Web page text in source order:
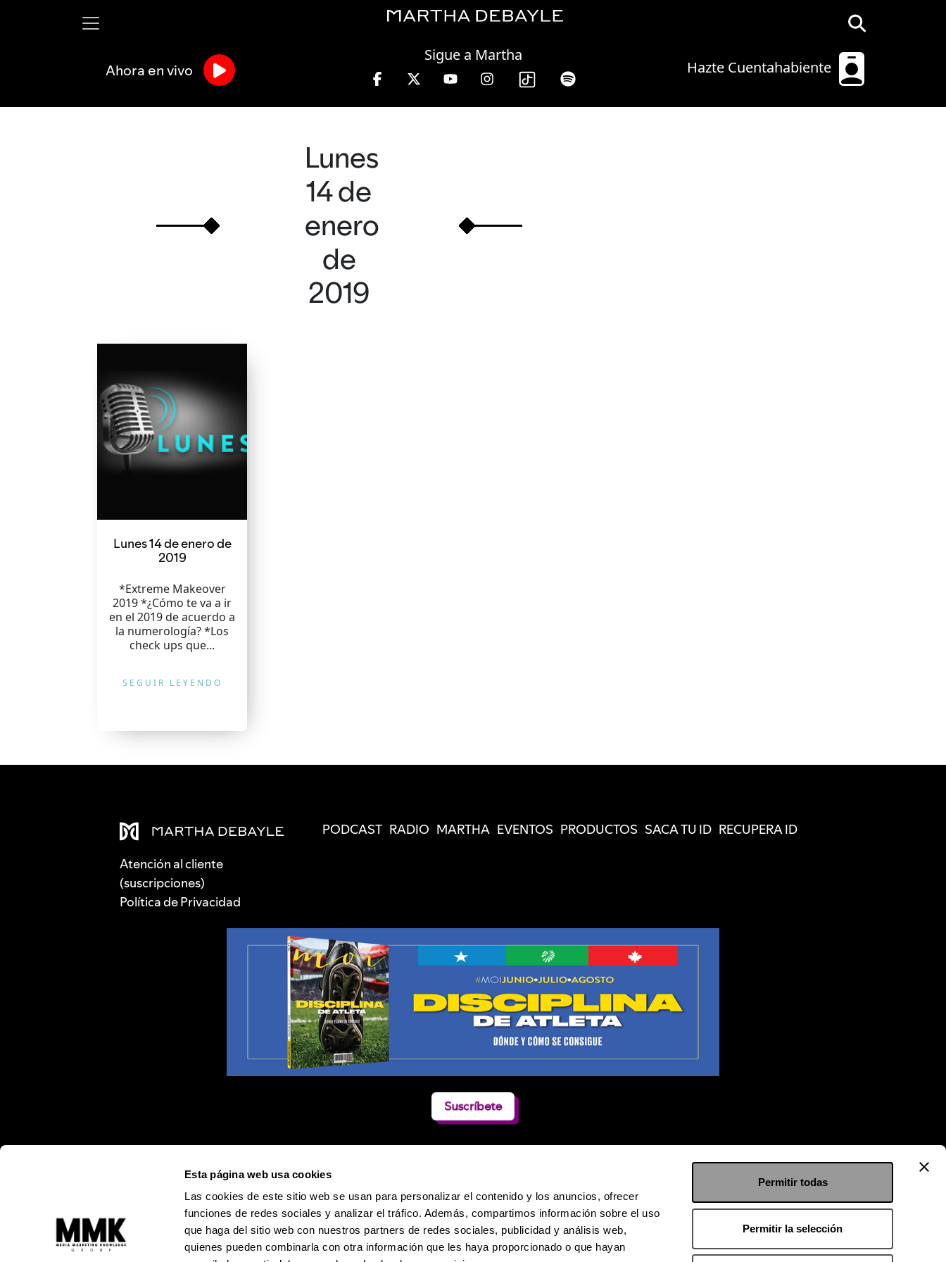
Esta página web usa cookies
Las cookies de este sitio web se usan para personalizar el contenido y los anuncios, ofrecer
funciones de redes sociales y analizar el tráfico. Además, compartimos información sobre el uso
que haga del sitio web con nuestros partners de redes sociales, publicidad y análisis web,
quienes pueden combinarla con otra información que les haya proporcionado o que hayan
Permitir todas
Permitir la selección
Hazte Cuentahabiente
Sigue a Martha
Ahora en vivo
Lunes
14 de
enero
de
2019
Lunes 14 de enero de
2019
*Extreme Makeover
2019 *¿Cómo te va a ir
en el 2019 de acuerdo a
la numerología? *Los
check ups que...
SEGUIR LEYENDO
Atención al cliente
(suscripciones)
Política de Privacidad
PODCAST RADIO MARTHA EVENTOS PRODUCTOS SACA TU ID RECUPERA ID
Suscríbete